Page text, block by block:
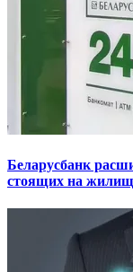
Беларусбанк
стоящих на